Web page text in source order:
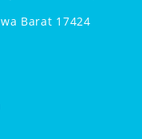
Barat 17424